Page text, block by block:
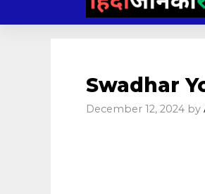
content
Swadhar
December 12, 2024 by